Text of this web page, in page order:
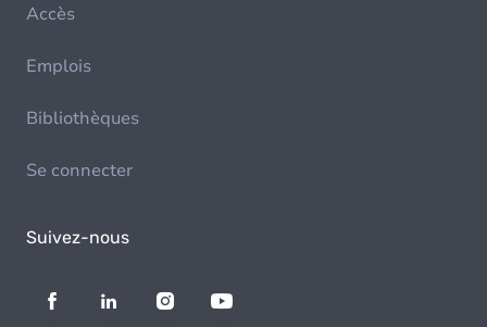
Accès
Emplois
Bibliothèques
Se connecter
Suivez-nous